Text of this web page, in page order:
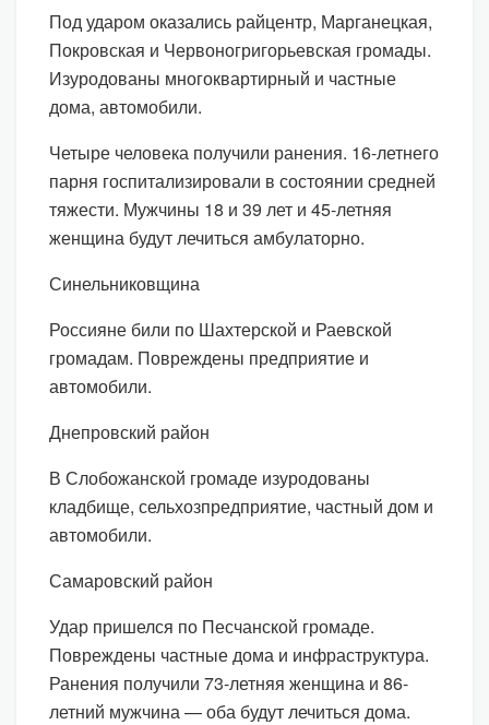
Под ударом оказались райцентр, Марганецкая,
Покровская и Червоногригорьевская громады.
Изуродованы многоквартирный и частные
дома, автомобили.
Четыре человека получили ранения. 16-летнего
парня госпитализировали в состоянии средней
тяжести. Мужчины 18 и 39 лет и 45-летняя
женщина будут лечиться амбулаторно.
Синельниковщина
Россияне били по Шахтерской и Раевской
громадам. Повреждены предприятие и
автомобили.
Днепровский район
В Слобожанской громаде изуродованы
кладбище, сельхозпредприятие, частный дом и
автомобили.
Самаровский район
Удар пришелся по Песчанской громаде.
Повреждены частные дома и инфраструктура.
Ранения получили 73-летняя женщина и 86-
летний мужчина — оба будут лечиться дома.